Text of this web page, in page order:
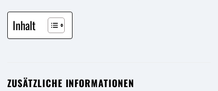
Inhalt
ZUSÄTZLICHE INFORMATIONEN